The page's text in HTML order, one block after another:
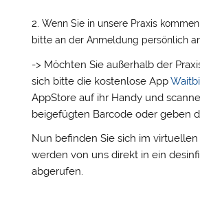
Wenn Sie in unsere Praxis
bitte an der Anmeldung persönlich
-> Möchten Sie außerhalb der
sich bitte die kostenlose App
AppStore auf ihr Handy und
beigefügten Barcode oder geben
Nun befinden Sie sich im
werden von uns direkt in ein
abgerufen.